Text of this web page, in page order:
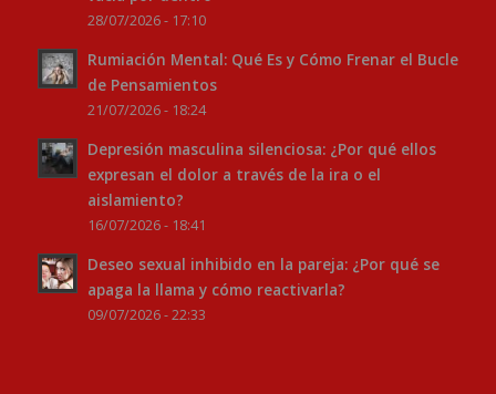
28/07/2026 - 17:10
Rumiación Mental: Qué Es y Cómo Frenar el Bucle
de Pensamientos
21/07/2026 - 18:24
Depresión masculina silenciosa: ¿Por qué ellos
expresan el dolor a través de la ira o el
aislamiento?
16/07/2026 - 18:41
Deseo sexual inhibido en la pareja: ¿Por qué se
apaga la llama y cómo reactivarla?
09/07/2026 - 22:33